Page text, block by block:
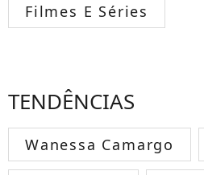
Filmes E Séries
TENDÊNCIAS
Wanessa Camargo